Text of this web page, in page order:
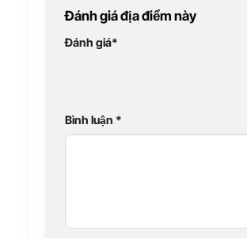
Đánh giá địa điểm này
Đánh giá*
Bình luận *